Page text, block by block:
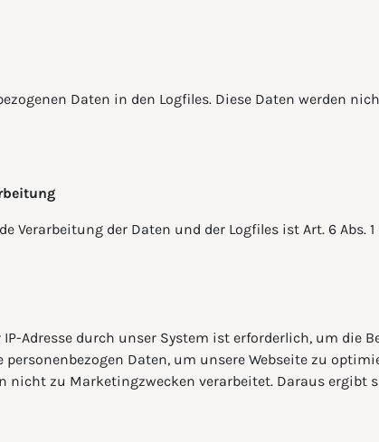
Daten in den Logfiles. Diese Daten werden
der Daten und der Logfiles ist Art. 6 Abs. 1
Adresse durch unser System ist erforderlich, um die
Daten, um unsere Webseite zu
nicht zu Marketingzwecken verarbeitet. Daraus ergibt